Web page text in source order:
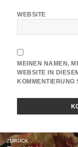
WEBSITE
MEINEN NAMEN,
WEBSITE IN
KOMMENTIERUNG
Beitragsnavigation
ZURÜCK